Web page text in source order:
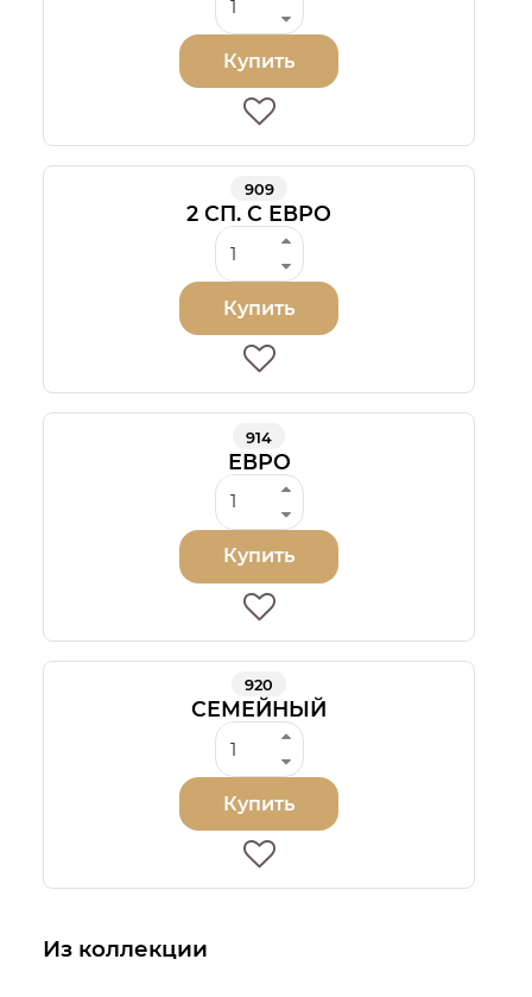
Купить
909
2 СП. С ЕВРО
Купить
914
ЕВРО
Купить
920
СЕМЕЙНЫЙ
Купить
Из коллекции